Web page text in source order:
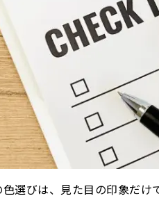
選びは、見た目の印象だけ